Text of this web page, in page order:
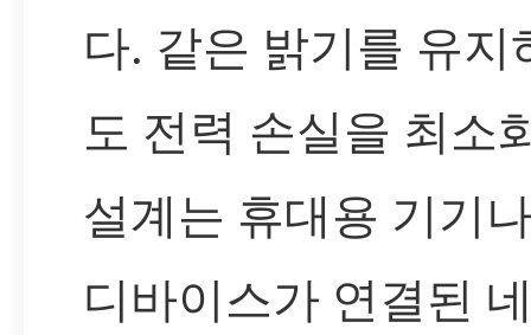
다. 같은 밝기를 유지
도 전력 손실을 최소
설계는 휴대용 기기
디바이스가 연결된